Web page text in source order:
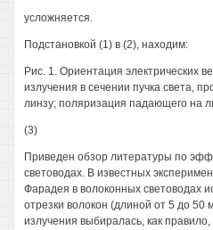
усложняется.
Подстановкой (1) в (2), находим:
Рис. 1. Ориентация электрических
излучения в сечении пучка света,
линзу; поляризация падающего на
(3)
Приведен обзор литературы по
световодах. В известных
Фарадея в волоконных световодах
отрезки волокон (длиной от 5 до 50
излучения выбиралась, как